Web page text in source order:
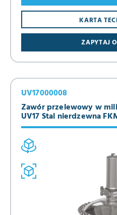
ZAPYTAJ
KARTA
Zawór przelewowy w
UV17 Stal nierdzewna
UV17000008